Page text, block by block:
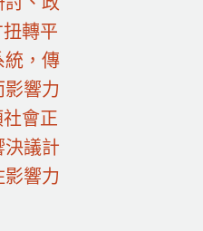
轉平
統，傳
響力
會正
議計
響力